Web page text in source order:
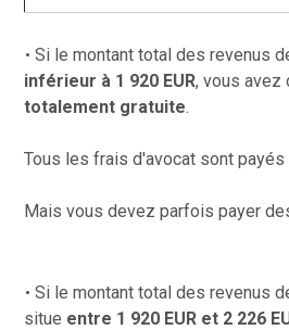
Si le montant total des revenus
inférieur à 1 920 EUR, vous avez
totalement gratuite.
Tous les frais d'avocat sont payés
Mais vous devez parfois payer
Si le montant total des revenus
situe entre 1 920 EUR et 2 226